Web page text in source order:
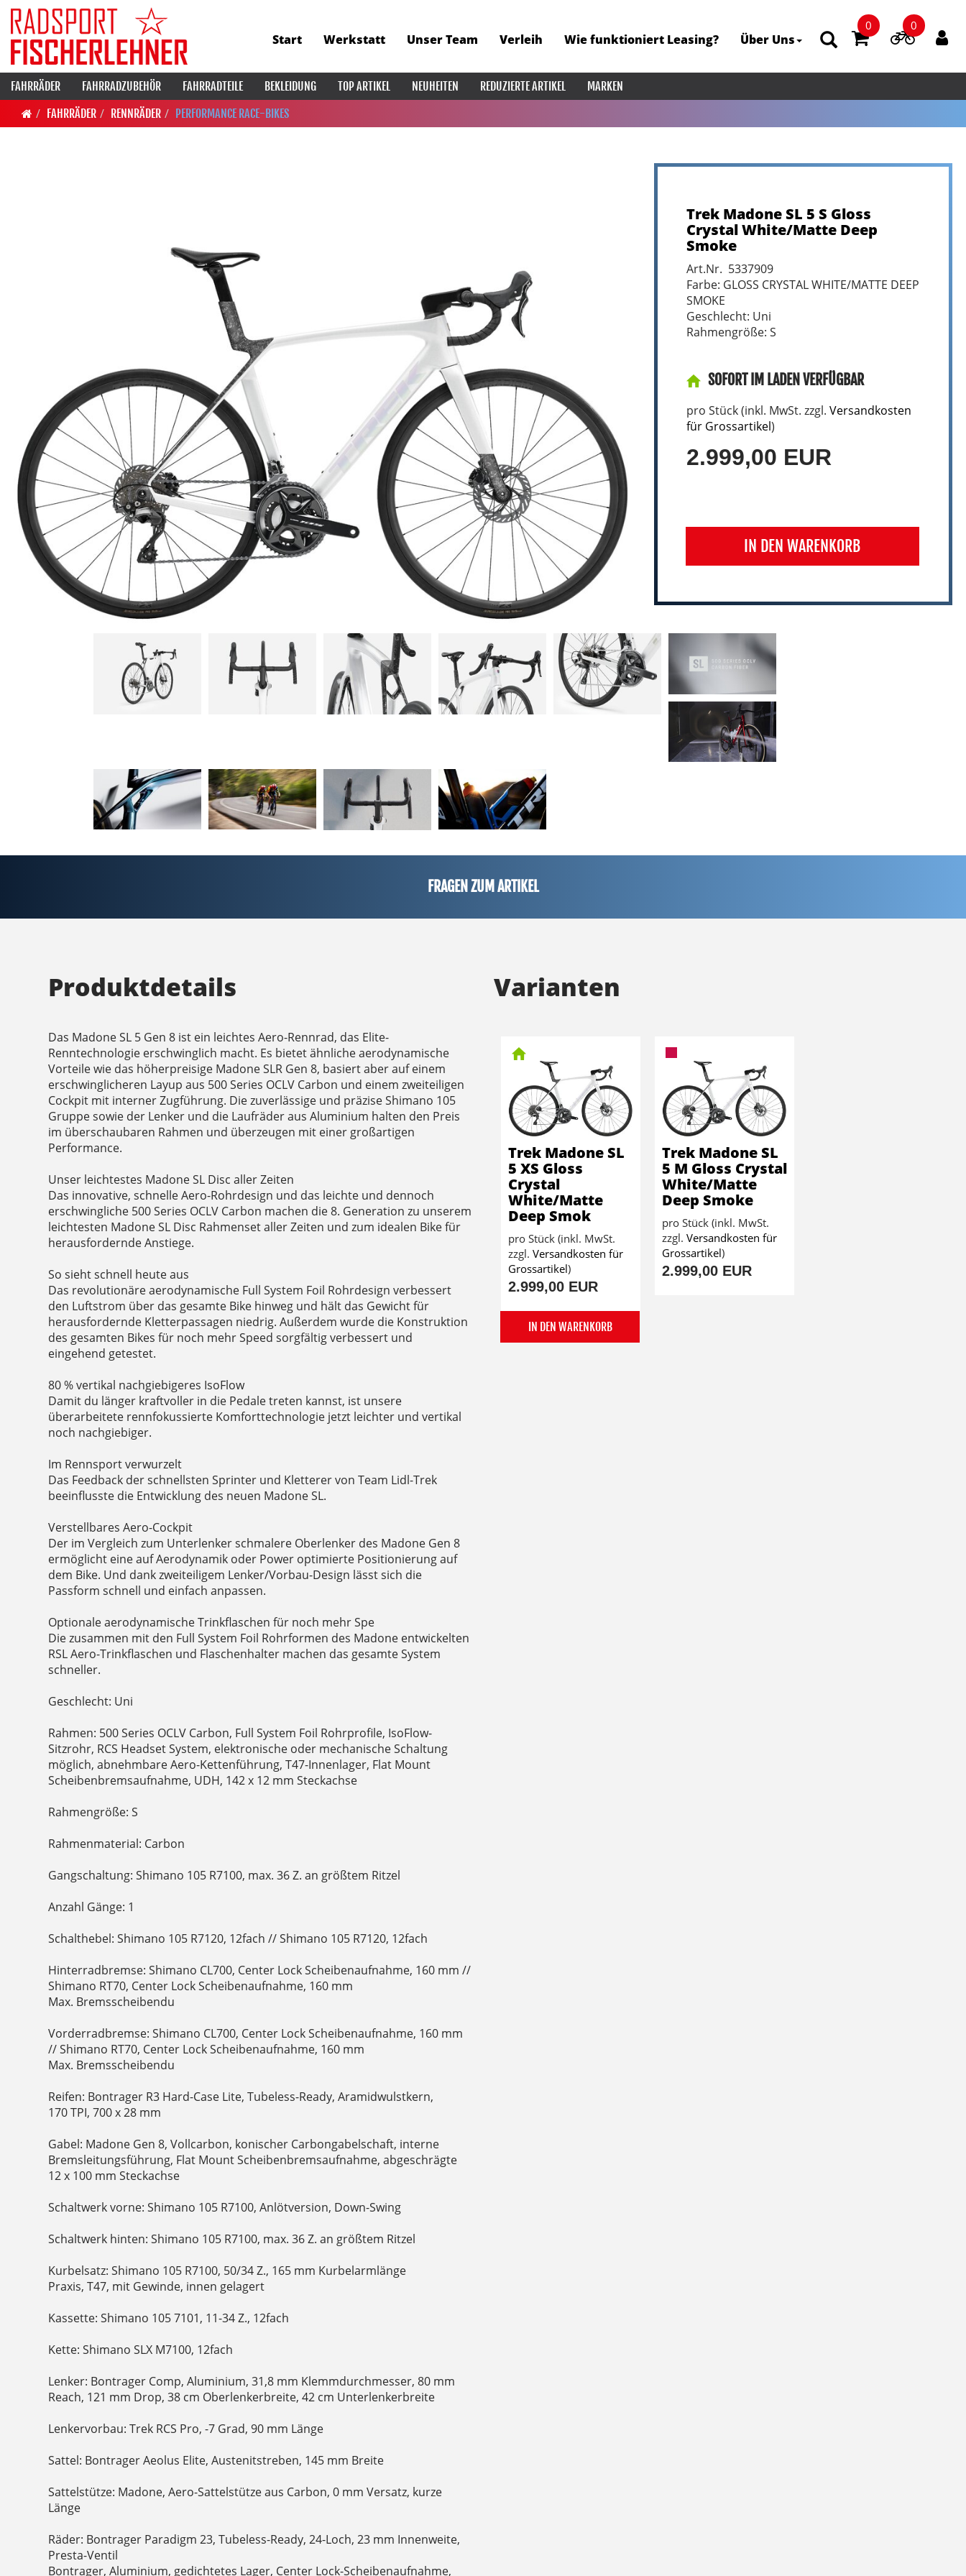
0 0
Start Werkstatt Unser Team Verleih Wie funktioniert Leasing? Über Uns
FAHRRÄDER FAHRRADZUBEHÖR FAHRRADTEILE BEKLEIDUNG TOP ARTIKEL NEUHEITEN REDUZIERTE ARTIKEL
MARKEN
FAHRRÄDER
RENNRÄDER PERFORMANCE RACE-BIKES
Trek Madone SL 5 S Gloss
Crystal White/Matte Deep
Smoke
Art.Nr. 5337909
Farbe: GLOSS CRYSTAL WHITE/MATTE DEEP
SMOKE
Geschlecht: Uni
Rahmengröße: S
SOFORT IM LADEN VERFÜGBAR
pro Stück (inkl. MwSt. zzgl. Versandkosten
für Grossartikel)
2.999,00 EUR
IN DEN WARENKORB
FRAGEN ZUM ARTIKEL
Produktdetails
Das Madone SL 5 Gen 8 ist ein leichtes Aero-Rennrad, das Elite-
Renntechnologie erschwinglich macht. Es bietet ähnliche aerodynamische
Vorteile wie das höherpreisige Madone SLR Gen 8, basiert aber auf einem
erschwinglicheren Layup aus 500 Series OCLV Carbon und einem zweiteiligen
Cockpit mit interner Zugführung. Die zuverlässige und präzise Shimano 105
Gruppe sowie der Lenker und die Laufräder aus Aluminium halten den Preis
im überschaubaren Rahmen und überzeugen mit einer großartigen
Performance.
Unser leichtestes Madone SL Disc aller Zeiten
Das innovative, schnelle Aero-Rohrdesign und das leichte und dennoch
erschwingliche 500 Series OCLV Carbon machen die 8. Generation zu unserem
leichtesten Madone SL Disc Rahmenset aller Zeiten und zum idealen Bike für
herausfordernde Anstiege.
So sieht schnell heute aus
Das revolutionäre aerodynamische Full System Foil Rohrdesign verbessert
den Luftstrom über das gesamte Bike hinweg und hält das Gewicht für
herausfordernde Kletterpassagen niedrig. Außerdem wurde die Konstruktion
des gesamten Bikes für noch mehr Speed sorgfältig verbessert und
eingehend getestet.
80 % vertikal nachgiebigeres IsoFlow
Damit du länger kraftvoller in die Pedale treten kannst, ist unsere
überarbeitete rennfokussierte Komforttechnologie jetzt leichter und vertikal
noch nachgiebiger.
Im Rennsport verwurzelt
Das Feedback der schnellsten Sprinter und Kletterer von Team Lidl-Trek
beeinflusste die Entwicklung des neuen Madone SL.
Verstellbares Aero-Cockpit
Der im Vergleich zum Unterlenker schmalere Oberlenker des Madone Gen 8
ermöglicht eine auf Aerodynamik oder Power optimierte Positionierung auf
dem Bike. Und dank zweiteiligem Lenker/Vorbau-Design lässt sich die
Passform schnell und einfach anpassen.
Optionale aerodynamische Trinkflaschen für noch mehr Spe
Die zusammen mit den Full System Foil Rohrformen des Madone entwickelten
RSL Aero-Trinkflaschen und Flaschenhalter machen das gesamte System
schneller.
Geschlecht: Uni
Rahmen: 500 Series OCLV Carbon, Full System Foil Rohrprofile, IsoFlow-
Sitzrohr, RCS Headset System, elektronische oder mechanische Schaltung
möglich, abnehmbare Aero-Kettenführung, T47-Innenlager, Flat Mount
Scheibenbremsaufnahme, UDH, 142 x 12 mm Steckachse
Rahmengröße: S
Rahmenmaterial: Carbon
Gangschaltung: Shimano 105 R7100, max. 36 Z. an größtem Ritzel
Anzahl Gänge: 1
Schalthebel: Shimano 105 R7120, 12fach // Shimano 105 R7120, 12fach
Hinterradbremse: Shimano CL700, Center Lock Scheibenaufnahme, 160 mm //
Shimano RT70, Center Lock Scheibenaufnahme, 160 mm
Max. Bremsscheibendu
Vorderradbremse: Shimano CL700, Center Lock Scheibenaufnahme, 160 mm
// Shimano RT70, Center Lock Scheibenaufnahme, 160 mm
Max. Bremsscheibendu
Reifen: Bontrager R3 Hard-Case Lite, Tubeless-Ready, Aramidwulstkern,
170 TPI, 700 x 28 mm
Gabel: Madone Gen 8, Vollcarbon, konischer Carbongabelschaft, interne
Bremsleitungsführung, Flat Mount Scheibenbremsaufnahme, abgeschrägte
12 x 100 mm Steckachse
Schaltwerk vorne: Shimano 105 R7100, Anlötversion, Down-Swing
Schaltwerk hinten: Shimano 105 R7100, max. 36 Z. an größtem Ritzel
Kurbelsatz: Shimano 105 R7100, 50/34 Z., 165 mm Kurbelarmlänge
Praxis, T47, mit Gewinde, innen gelagert
Kassette: Shimano 105 7101, 11-34 Z., 12fach
Kette: Shimano SLX M7100, 12fach
Lenker: Bontrager Comp, Aluminium, 31,8 mm Klemmdurchmesser, 80 mm
Reach, 121 mm Drop, 38 cm Oberlenkerbreite, 42 cm Unterlenkerbreite
Lenkervorbau: Trek RCS Pro, -7 Grad, 90 mm Länge
Sattel: Bontrager Aeolus Elite, Austenitstreben, 145 mm Breite
Sattelstütze: Madone, Aero-Sattelstütze aus Carbon, 0 mm Versatz, kurze
Länge
Räder: Bontrager Paradigm 23, Tubeless-Ready, 24-Loch, 23 mm Innenweite,
Presta-Ventil
Bontrager, Aluminium, gedichtetes Lager, Center Lock-Scheibenaufnahme,
Varianten
Trek Madone SL
5 XS Gloss
Crystal
White/Matte
Deep Smok
pro Stück (inkl. MwSt.
zzgl. Versandkosten für
Grossartikel)
2.999,00 EUR
IN DEN WARENKORB
Trek Madone SL
5 M Gloss Crystal
White/Matte
Deep Smoke
pro Stück (inkl. MwSt.
zzgl. Versandkosten für
Grossartikel)
2.999,00 EUR